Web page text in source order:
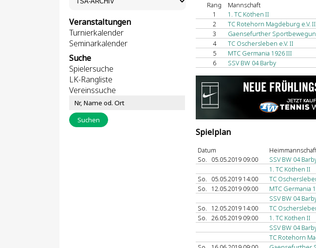
Veranstaltungen
Turnierkalender
Seminarkalender
Suche
Spielersuche
LK-Rangliste
Vereinssuche
Rang Mannschaft
1
1. TC Köthen II
2
TC Rotehorn Magdeburg e.V.
3
Gaensefurther
4
TC Oschersleben e.V. II
5
MTC Germania 1926 III
6
SSV BW 04 Barby
Spielplan
Datum
So.
05.05.2019 09:00 SSV BW 04
1. TC Köthen II
So.
05.05.2019 14:00 TC
So.
12.05.2019 09:00 MTC Germania
SSV BW 04
So.
12.05.2019 14:00 TC
So. 26.05.2019 09:00 1. TC Köthen II
SSV BW 04
TC Rotehorn